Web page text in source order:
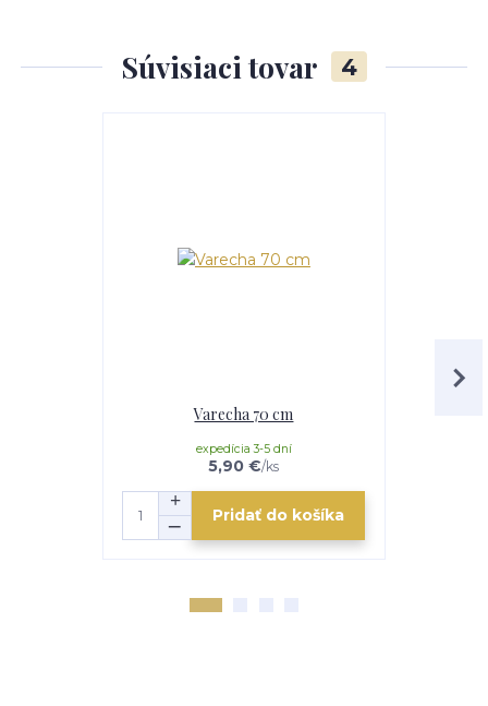
Súvisiaci tovar 4
Varecha 70 cm
5,90 €/ks
expedícia 3-5 dní
Pridať do košíka